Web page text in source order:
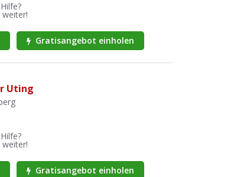
weiter!
Gratisangebot einholen
Uting
weiter!
Gratisangebot einholen